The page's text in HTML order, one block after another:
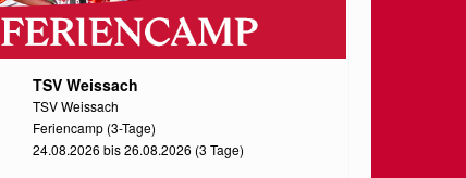
TSV Weissach
TSV Weissach
Feriencamp (3-Tage)
24.08.2026 bis 26.08.2026 (3 Tage)